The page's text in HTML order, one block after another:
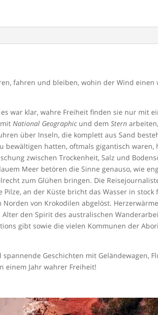
fahren und bleiben, wohin der Wind
war klar, wahre Freiheit finden sie nur mit
mitNational Geographic und demStern
über Inseln, die komplett aus Sand
bewältigen hatten, oftmals gigantisch
zwischen Trockenheit, Salz und
Meer betören die Sinne genauso, wie
zum Glühen bringen. Die
an der Küste bricht das Wasser in
von Krokodilen abgelöst.
den Spirit des australischen
gibt sowie die vielen Kommunen der
Geschichten mit Geländewagen,
einem Jahr wahrer Freiheit!